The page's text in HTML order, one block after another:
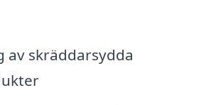
av skräddarsydda